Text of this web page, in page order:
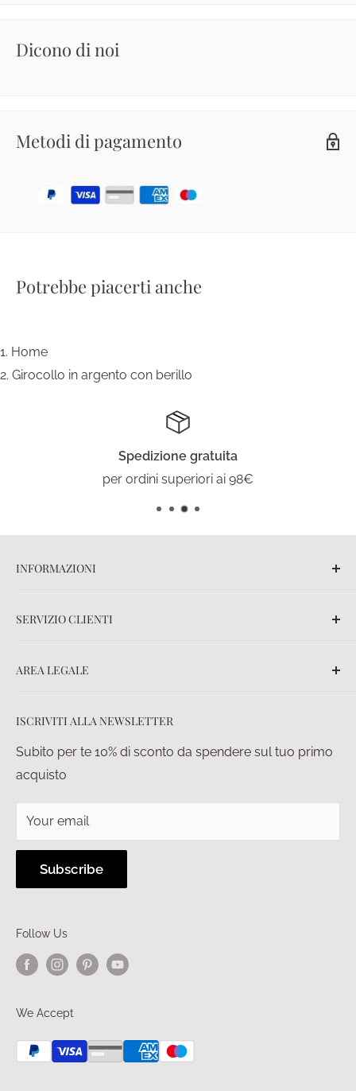
Dicono di noi
Metodi di pagamento
Potrebbe piacerti anche
Home
Girocollo in argento con berillo
Spedizione gratuita
per ordini superiori ai 98€
ISCRIVITI ALLA NEWSLETTER
Subito per te 10% di sconto da spendere sul tuo primo
acquisto
Your email
Subscribe
INFORMAZIONI
Chi siamo
SERVIZIO CLIENTI
Ordini
Pagamenti
Diritto di recesso
AREA LEGALE
Privacy policy
Condizioni di vendita
Follow Us
We Accept